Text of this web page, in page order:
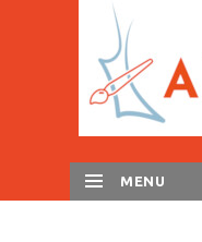
MENU